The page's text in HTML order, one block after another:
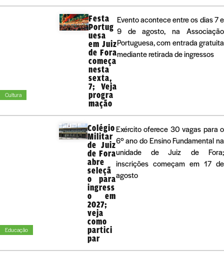
Cultura
Festa
Portug
uesa
em Juiz
de Fora
começa
nesta
sexta,
7; Veja
progra
mação
Evento acontece entre os dias 7 e
9 de agosto, na Associação
Portuguesa, com entrada gratuita
mediante retirada de ingressos
Educação
Colégio
Militar
de Juiz
de Fora
abre
seleçã
o para
ingress
o em
2027;
veja
como
partici
par
Exército oferece 30 vagas para o
6º ano do Ensino Fundamental na
unidade de Juiz de Fora;
inscrições começam em 17 de
agosto